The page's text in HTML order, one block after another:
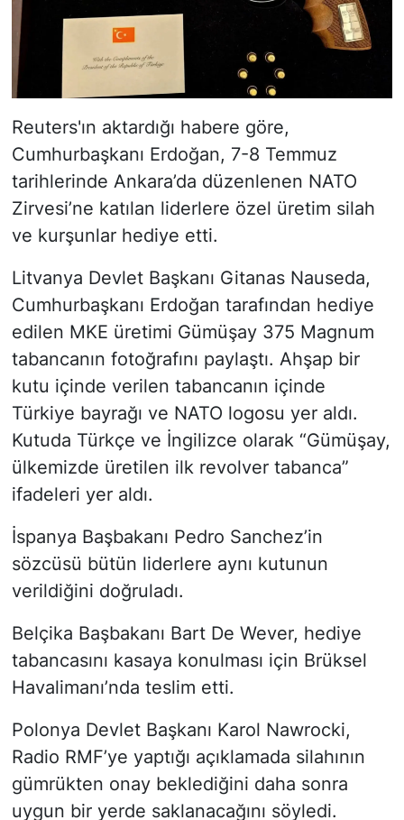
Reuters'ın aktardığı habere göre,
Cumhurbaşkanı Erdoğan, 7-8 Temmuz
tarihlerinde Ankara’da düzenlenen NATO
Zirvesi’ne katılan liderlere özel üretim silah
ve kurşunlar hediye etti.
Litvanya Devlet Başkanı Gitanas Nauseda,
Cumhurbaşkanı Erdoğan tarafından hediye
edilen MKE üretimi Gümüşay 375 Magnum
tabancanın fotoğrafını paylaştı. Ahşap bir
kutu içinde verilen tabancanın içinde
Türkiye bayrağı ve NATO logosu yer aldı.
Kutuda Türkçe ve İngilizce olarak “Gümüşay,
ülkemizde üretilen ilk revolver tabanca”
ifadeleri yer aldı.
İspanya Başbakanı Pedro Sanchez’in
sözcüsü bütün liderlere aynı kutunun
verildiğini doğruladı.
Belçika Başbakanı Bart De Wever, hediye
tabancasını kasaya konulması için Brüksel
Havalimanı’nda teslim etti.
Polonya Devlet Başkanı Karol Nawrocki,
Radio RMF’ye yaptığı açıklamada silahının
gümrükten onay beklediğini daha sonra
uygun bir yerde saklanacağını söyledi.